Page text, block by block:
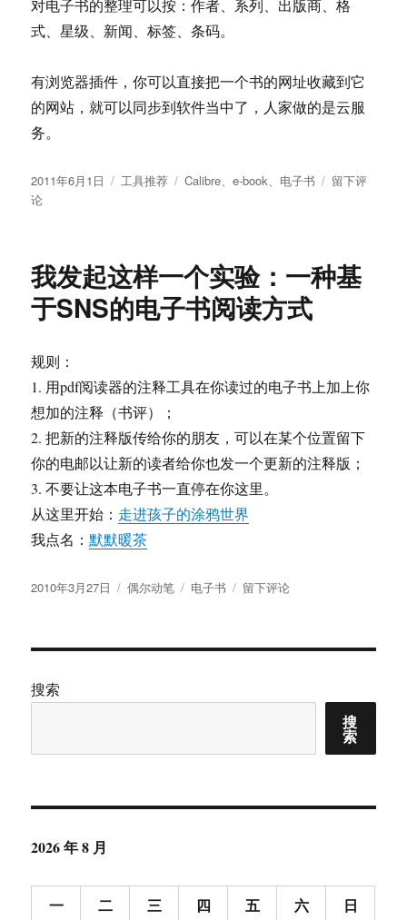
对电子书的整理可以按：作者、系列、出版商、格
式、星级、新闻、标签、条码。
有浏览器插件，你可以直接把一个书的网址收藏到它
的网站，就可以同步到软件当中了，人家做的是云服
务。
发
布
2011年6月1日
分
工具推荐
标
Calibre、e-book、 电子书
于
电
子
件
留下评
论
我发起这样一个实验：一种基
于SNS的电子书阅读方式
规则：
1. 用pdf阅读器的注释工具在你读过的电子书上加上你
想加的注释（书评）；
2. 把新的注释版传给你的朋友，可以在某个位置留下
你的电邮以让新的读者给你也发一个更新的注释版；
3. 不要让这本电子书一直停在你这里。
从这里开始： 走进孩子的涂鸦世界
我点名：默默暖茶
发
2010年3月27日
分
偶尔动笔
标
电子书
于
起
一
验：
基
电
子
留下评论
搜索
搜
索
2026 年 8 月
一 二 三 四 五 六 日